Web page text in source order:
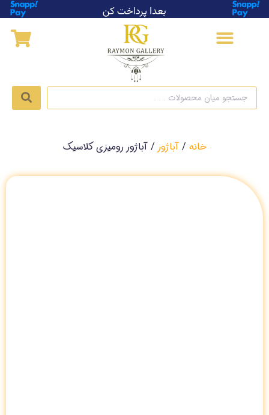
خانه /آباژور / آباژور رومیزی کلاسیک